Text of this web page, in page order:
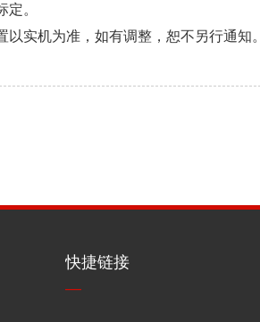
。
实机为准，如有调整，恕不另行通知。
快捷链接
—